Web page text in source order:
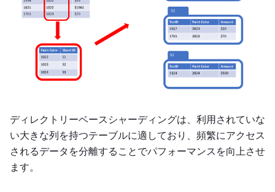
ディレクトリーベースシャーディングは、利用されていな
い大きな列を持つテーブルに適しており、頻繁にアクセス
されるデータを分離することでパフォーマンスを向上させ
ます。